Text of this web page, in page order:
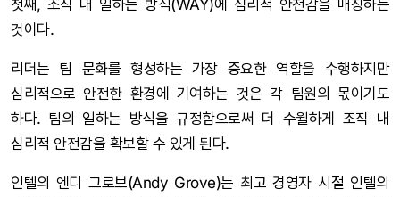
첫째, 조직 내 일하는 방식(WAY)에 심리적 안전감을 매칭하는
것이다.
리더는 팀 문화를 형성하는 가장 중요한 역할을 수행하지만
심리적으로 안전한 환경에 기여하는 것은 각 팀원의 몫이기도
하다. 팀의 일하는 방식을 규정함으로써 더 수월하게 조직 내
심리적 안전감을 확보할 수 있게 된다.
인텔의 엔디 그로브(Andy Grove)는 최고 경영자 시절 인텔의